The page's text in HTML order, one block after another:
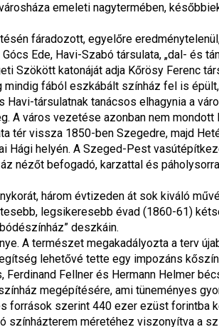
emeleti nagytermében,
fáradozott, egyelőre
Ede, Havi-Szabó társulata, „dal- és
katonáját adja Kőrösy Ferenc
fából eszkábált színház fel is
társulatnak tanácsos elhagynia a
város vezetése azonban nem
tér vissza 1850-ben Szegedre, majd
Hági helyén. A Szeged-Pest
nézőt befogadó, karzattal és
három évtizeden át sok kiváló
legsikeresebb évad (1860-61)
deszkáin.
A természet megakadályozta a terv
lehetővé tette egy impozáns
Fellner és Hermann Helmer
megépítésére, ami tüneményes
források szerint 440 ezer ezüst forintba
méretéhez viszonyítva a